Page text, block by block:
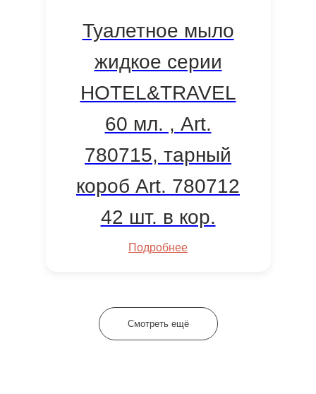
Туалетное мыло
жидкое серии
HOTEL&TRAVEL
60 мл. , Art.
780715, тарный
короб Art. 780712
42 шт. в кор.
Подробнее
Смотреть ещё